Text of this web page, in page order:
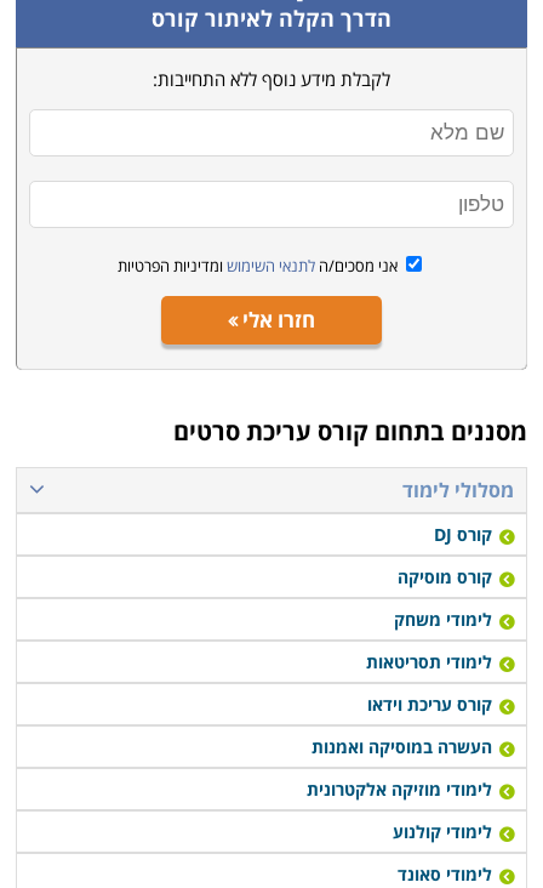
הדרך הקלה לאיתור קורס
לקבלת מידע נוסף ללא התחייבות:
אני מסכים/ה לתנאי השימוש ומדיניות הפרטיות
חזרו אלי
מסננים בתחום קורס עריכת סרטים
מסלולי לימוד
קורס DJ
קורס מוסיקה
לימודי משחק
לימודי תסריטאות
קורס עריכת וידאו
העשרה במוסיקה ואמנות
לימודי מוזיקה אלקטרונית
לימודי קולנוע
לימודי סאונד